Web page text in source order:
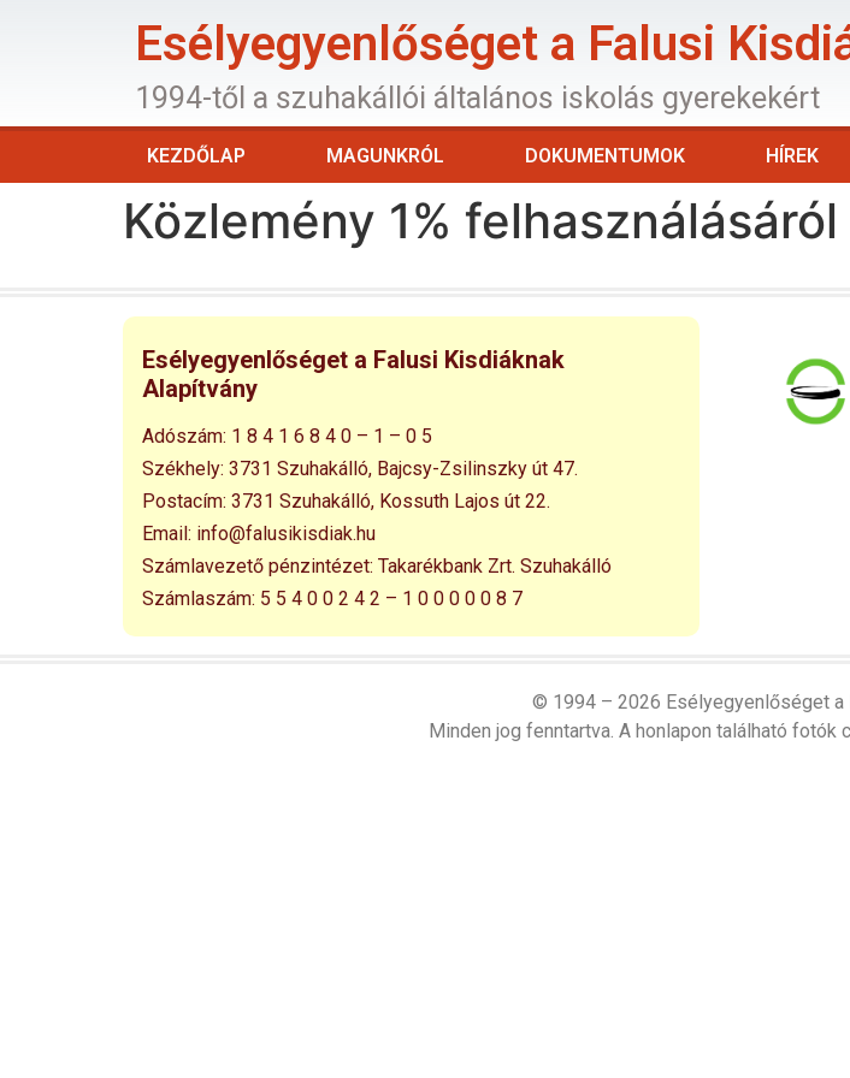
Esélyegyenlőséget a Falusi
1994-től a szuhakállói általános iskolás gyerekekért
KEZDŐLAP MAGUNKRÓL DOKUMENTUMOK HÍREK
Közlemény 1%
Esélyegyenlőséget a Falusi Kisdiáknak
Alapítvány
Adószám: 1 8 4 1 6 8 4 0 – 1 – 0 5
Székhely: 3731 Szuhakálló, Bajcsy-Zsilinszky út 47.
Postacím: 3731 Szuhakálló, Kossuth Lajos út 22.
Email: info@falusikisdiak.hu
Számlavezető pénzintézet: Takarékbank Zrt. Szuhakálló
Számlaszám: 5 5 4 0 0 2 4 2 – 1 0 0 0 0 0 8 7
© 1994 – 2026 Esélyegyenlőséget a
Minden jog fenntartva. A honlapon található